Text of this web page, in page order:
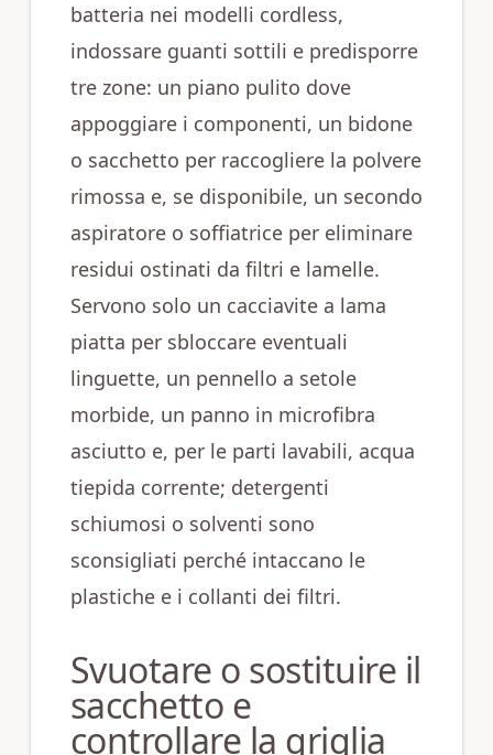
batteria nei modelli cordless,
indossare guanti sottili e predisporre
tre zone: un piano pulito dove
appoggiare i componenti, un bidone
o sacchetto per raccogliere la polvere
rimossa e, se disponibile, un secondo
aspiratore o soffiatrice per eliminare
residui ostinati da filtri e lamelle.
Servono solo un cacciavite a lama
piatta per sbloccare eventuali
linguette, un pennello a setole
morbide, un panno in microfibra
asciutto e, per le parti lavabili, acqua
tiepida corrente; detergenti
schiumosi o solventi sono
sconsigliati perché intaccano le
plastiche e i collanti dei filtri.
Svuotare o sostituire il
sacchetto e
controllare la griglia